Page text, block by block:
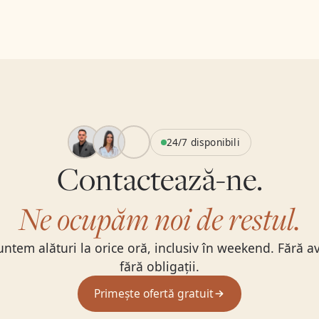
24/7 disponibili
Contactează-ne.
Ne ocupăm noi de restul.
alături la orice oră, inclusiv în weekend. Fără
fără obligații.
Primește ofertă gratuit